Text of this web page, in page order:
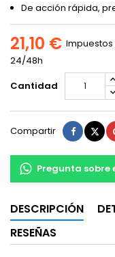
De acción rápida,
21,10 €
24/48h
Cantidad
Compartir
Pregunta sobre
DESCRIPCIÓN
RESEÑAS